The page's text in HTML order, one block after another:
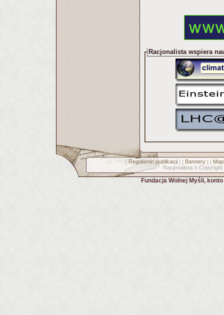
Racjonalista wspiera
[ Regulamin publikacji] [ Bannery] [
Racjonalista © Copyright
Fundacja Wolnej Myśli,